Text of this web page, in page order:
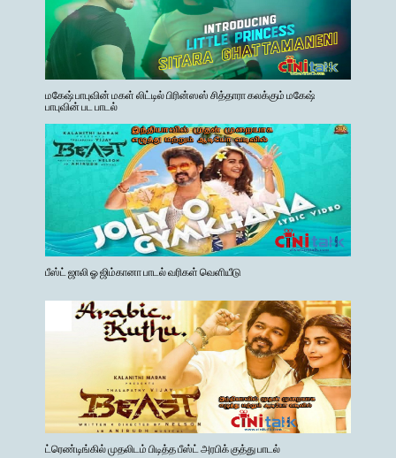
மகேஷ் பாபுவின் மகள் லிட்டில் பிரின்ஸஸ் சித்தாரா கலக்கும் மகேஷ்
பாபுவின் பட பாடல்
பீஸ்ட் ஜாலி ஓ ஜிம்கானா பாடல் வரிகள் வெளியீடு
ட்ரெண்டிங்கில் முதலிடம் பிடித்த பீஸ்ட் அரபிக் குத்து பாடல்